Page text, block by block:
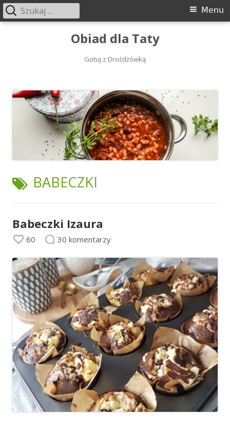
Obiad dla Taty
Gotuj z Drożdżówką
Menu
Menu
Szukaj:
TAGI:
BABECZKI
Babeczki Izaura
60 30 komentarzy